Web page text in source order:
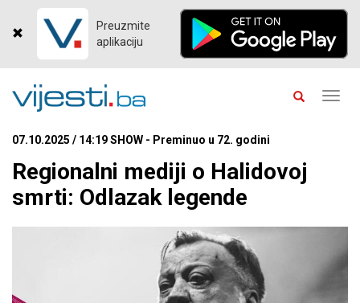
Preuzmite
aplikaciju
07.10.2025 / 14:19 SHOW - Preminuo u 72. godini
Regionalni mediji o Halidovoj
smrti: Odlazak legende